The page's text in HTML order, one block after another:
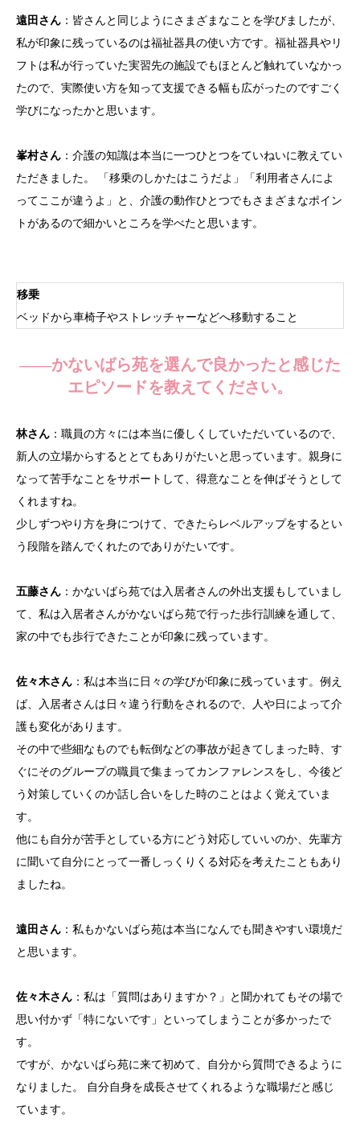
遠田さん ：皆さんと同じようにさまざまなことを学びましたが、
私が印象に残っているのは福祉器具の使い方です。福祉器具やリ
フトは私が行っていた実習先の施設でもほとんど触れていなかっ
たので、実際使い方を知って支援できる幅も広がったのですごく
学びになったかと思います。
峯村さん ：介護の知識は本当に一つひとつをていねいに教えてい
ただきました。 「移乗のしかたはこうだよ」「利用者さんによ
ってここが違うよ」と、介護の動作ひとつでもさまざまなポイン
トがあるので細かいところを学べたと思います。
移乗
ベッドから車椅子やストレッチャーなどへ移動すること
——かないばら苑を選んで良かったと感じた
エピソードを教えてください。
林さん ：職員の方々には本当に優しくしていただいているので、
新人の立場からするととてもありがたいと思っています。親身に
なって苦手なことをサポートして、得意なことを伸ばそうとして
くれますね。
少しずつやり方を身につけて、できたらレベルアップをするとい
う段階を踏んでくれたのでありがたいです。
五藤さん ：かないばら苑では入居者さんの外出支援もしていまし
て、私は入居者さんがかないばら苑で行った歩行訓練を通して、
家の中でも歩行できたことが印象に残っています。
佐々木さん ：私は本当に日々の学びが印象に残っています。例え
ば、入居者さんは日々違う行動をされるので、人や日によって介
護も変化があります。
その中で些細なものでも転倒などの事故が起きてしまった時、す
ぐにそのグループの職員で集まってカンファレンスをし、今後ど
う対策していくのか話し合いをした時のことはよく覚えていま
す。
他にも自分が苦手としている方にどう対応していいのか、先輩方
に聞いて自分にとって一番しっくりくる対応を考えたこともあり
ましたね。
遠田さん ：私もかないばら苑は本当になんでも聞きやすい環境だ
と思います。
佐々木さん ：私は「質問はありますか？」と聞かれてもその場で
思い付かず「特にないです」といってしまうことが多かったで
す。
ですが、かないばら苑に来て初めて、自分から質問できるように
なりました。 自分自身を成長させてくれるような職場だと感じ
ています。